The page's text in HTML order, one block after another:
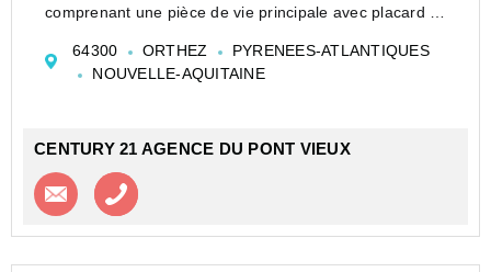
comprenant une pièce de vie principale avec placard et
d'eau avec WC.
Idéalement situé en plein centre-ville, à prox...
64300 ORTHEZ
PYRENEES-ATLANTIQUES
NOUVELLE-AQUITAINE
CENTURY 21 AGENCE DU PONT VIEUX
Contacter l'agence